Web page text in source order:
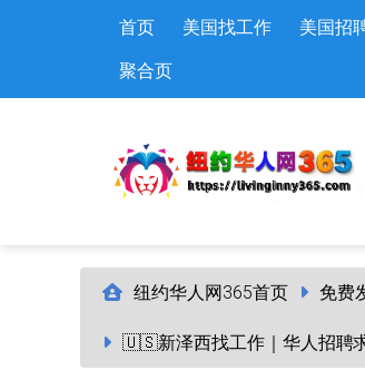
首页 美国找工作 美国招
聚合页
纽约华人网365首页 免费
🇺🇸新泽西找工作｜华人招聘